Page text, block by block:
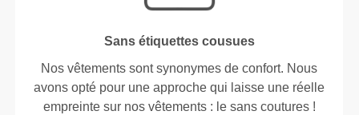
Sans étiquettes cousues
Nos vêtements sont synonymes de confort. Nous
avons opté pour une approche qui laisse une réelle
empreinte sur nos vêtements : le sans coutures !